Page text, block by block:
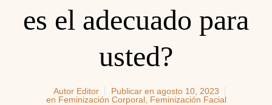
es el adecuado para
usted?
AutorEditor Publicar en agosto 10, 2023
en Feminización Corporal, Feminización Facial